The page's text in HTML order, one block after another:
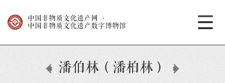
中国非物质文化遗产网
·
中国非物质文化遗产数字博物馆
潘伯林（潘柏林）